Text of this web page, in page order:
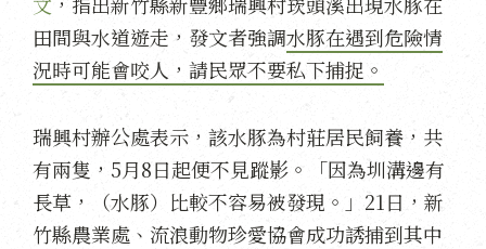
田間與水道遊走，發文者強調水豚在遇到危險情
況時可能會咬人，請民眾不要私下捕捉。
瑞興村辦公處表示，該水豚為村莊居民飼養，共
有兩隻，5月8日起便不見蹤影。「因為圳溝邊有
長草，（水豚）比較不容易被發現。」21日，新
竹縣農業處、流浪動物珍愛協會成功誘捕到其中